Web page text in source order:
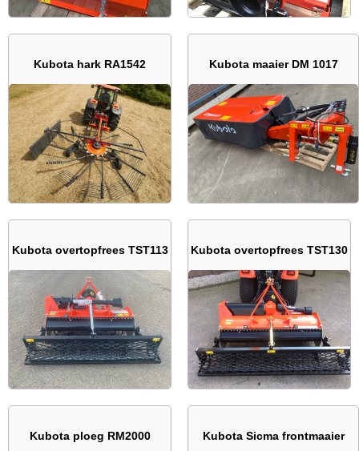
Kubota hark RA1542 Kubota maaier DM 1017
Kubota overtopfrees TST113 Kubota overtopfrees TST130
Kubota ploeg RM2000 Kubota Sicma frontmaaier